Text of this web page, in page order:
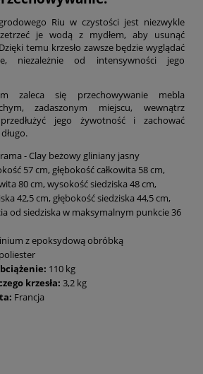
Riu w czystości jest niezwykle
je wodą z mydłem, aby usunąć
temu krzesło zawsze będzie wyglądać
niezależnie od intensywności jego
zaleca się przechowywanie mebla
zadaszonym miejscu, wewnątrz
jego żywotność i zachować
- Clay beżowy gliniany jasny
57 cm, głębokość całkowita 58 cm,
80 cm, wysokość siedziska 48 cm,
42,5 cm, głębokość siedziska 44,5 cm,
od siedziska w maksymalnym punkcie 36
z epoksydową obróbką
110 kg
krzesła: 3,2 kg
Francja